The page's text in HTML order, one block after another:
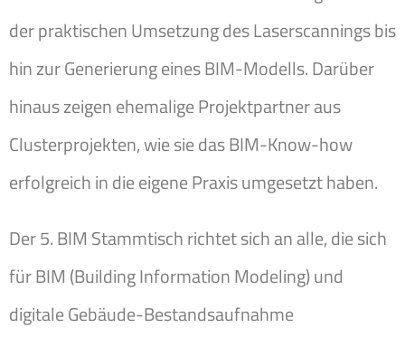
der praktischen Umsetzung des Laserscannings bis
hin zur Generierung eines BIM-Modells. Darüber
hinaus zeigen ehemalige Projektpartner aus
Clusterprojekten, wie sie das BIM-Know-how
erfolgreich in die eigene Praxis umgesetzt haben.
Der 5. BIM Stammtisch richtet sich an alle, die sich
für BIM (Building Information Modeling) und
digitale Gebäude-Bestandsaufnahme